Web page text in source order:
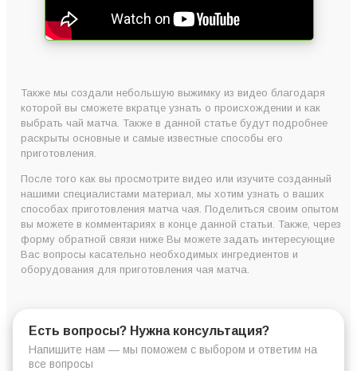
Также мы создали небольшую выжимку из видео благодаря
которой вы сможете вкратце узнать о происхождении и как
выбрать чай матча. Также в данной статье будут подробнее
раскрыты основные и самые известные способы его
приготовления.
После того как вы просмотрите видео или изучите созданный
нашими специалистами материал, мы хотим узнать о ваших
способах приготовления матча чая. Поделиться своим опытом
вы можете в комментариях в конце данной статьи. Также, через
форму обратной связи ниже Вы можете задать интересующие
Вас вопросы касательно необходимых ингредиентов и
оборудования для приготовления чая матча.
Есть вопросы? Нужна консультация?
Напишите нам — мы поможем с выбором и ответим на
все вопросы